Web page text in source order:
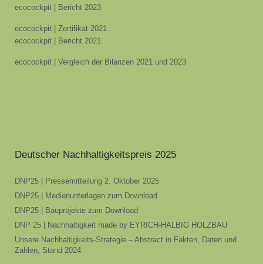
ecocockpit | Bericht 2023
ecocockpit | Zertifikat 2021
ecocockpit | Bericht 2021
ecocockpit | Vergleich der Bilanzen 2021 und 2023
Deutscher Nachhaltigkeitspreis 2025
DNP25 | Pressemitteilung 2. Oktober 2025
DNP25 | Medienunterlagen zum Download
DNP25 | Bauprojekte zum Download
DNP 25 | Nachhaltigkeit made by EYRICH-HALBIG HOLZBAU
Unsere Nachhaltigkeits-Strategie – Abstract in Fakten, Daten und
Zahlen, Stand 2024